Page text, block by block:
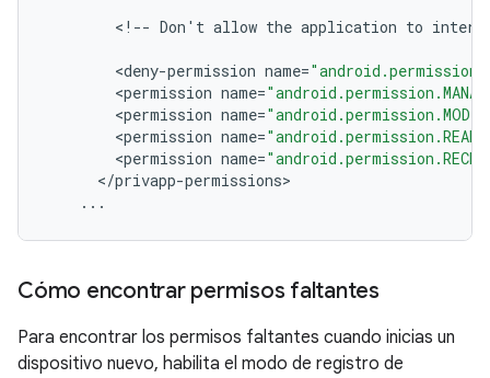
< ! -- Don ' t allow the application to
<deny-permission name=
<permission name=
<permission name=
<permission name=
<permission name=
</privapp-permissions>
...
Cómo encontrar permisos faltantes
Para encontrar los permisos faltantes cuando inicias un
dispositivo nuevo, habilita el modo de registro de